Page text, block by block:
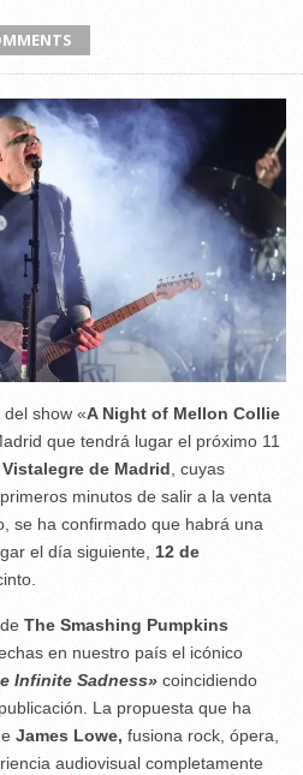
show «A Night of Mellon Collie
que tendrá lugar el próximo 11
de Madrid, cuyas
minutos de salir a la venta
se ha confirmado que habrá una
el día siguiente, 12 de
The Smashing Pumpkins
en nuestro país el icónico
Infinite Sadness» coincidiendo
La propuesta que ha
James Lowe, fusiona rock, ópera,
audiovisual completamente